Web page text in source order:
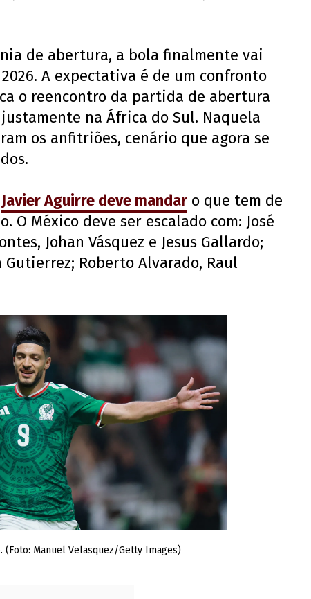
de abertura, a bola finalmente vai
A expectativa é de um confronto
o reencontro da partida de abertura
na África do Sul. Naquela
os anfitriões, cenário que agora se
Javier Aguirre deve mandar o que tem de
O México deve ser escalado com: José
Johan Vásquez e Jesus Gallardo;
Roberto Alvarado, Raul
(Foto: Manuel Velasquez/Getty Images)